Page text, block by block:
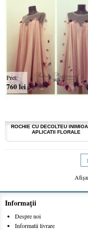
ROCHIE CU DECOLTEU
APLICATII FLORALE
Pret:
760 lei
1
Informaţii
Despre noi
Informatii livrare